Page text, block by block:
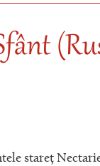
stareț